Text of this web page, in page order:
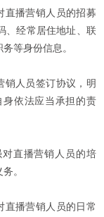
播营销人员的招募
、经常居住地址、联
等身份信息。
人员签订协议，明
依法应当承担的责
直播营销人员的培
。
播营销人员的日常